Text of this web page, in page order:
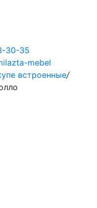
30-35
ilazta-mebel
встроенные/